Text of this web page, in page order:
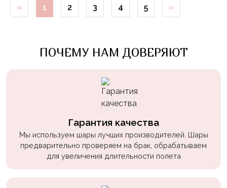
« 1 2 3 4 5 »
ПОЧЕМУ НАМ ДОВЕРЯЮТ
Гарантия качества
Мы используем шары лучших производителей. Шары
предварительно проверяем на брак, обрабатываем
для увеличения длительности полета
Войны
Супергерои
Пиратская